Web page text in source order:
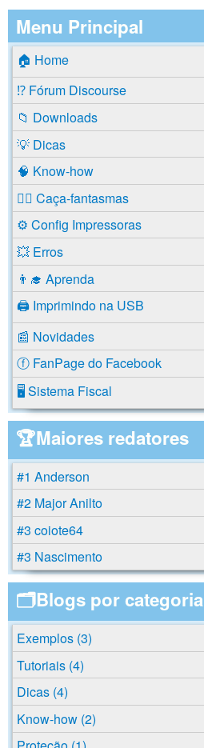
Menu Principal
🏠 Home
⁉️ Fórum Discourse
📁 Downloads
💡 Dicas
🧠 Know-how
🕵️‍♂️ Caça-fantasmas
⚙️ Config Impressoras
💥 Erros
👨‍🎓 Aprenda
🖨️ Imprimindo na USB
📰 Novidades
ⓕ FanPage do Facebook
🖥️ Sistema Fiscal
🏆Maiores redatores
#1 Anderson
#2 Major Anilto
#3 coiote64
#3 Nascimento
🗂️Blogs por categoria
Exemplos (3)
Tutoriais (4)
Dicas (4)
Know-how (2)